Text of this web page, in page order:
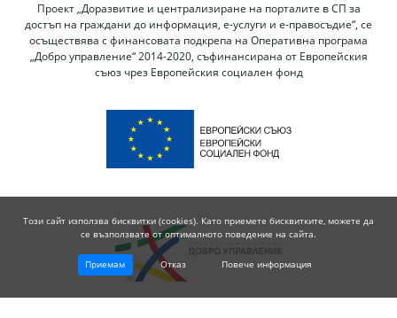
Проект „Доразвитие и централизиране на порталите в СП за
достъп на граждани до информация, е-услуги и е-правосъдие“, се
осъществява с финансовата подкрепа на Оперативна програма
„Добро управление“ 2014-2020, съфинансирана от Европейския
съюз чрез Европейския социален фонд
Този сайт използва бисквитки (cookies). Като приемете бисквитките, можете да
се възползвате от оптималното поведение на сайта.
Приемам Отказ Повече информация